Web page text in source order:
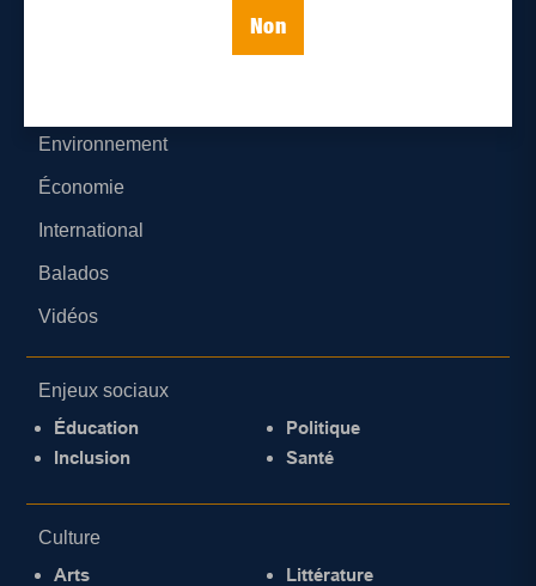
Non
Environnement
Économie
International
Balados
Vidéos
Enjeux sociaux
Éducation
Inclusion
Politique
Santé
Culture
Arts
Littérature